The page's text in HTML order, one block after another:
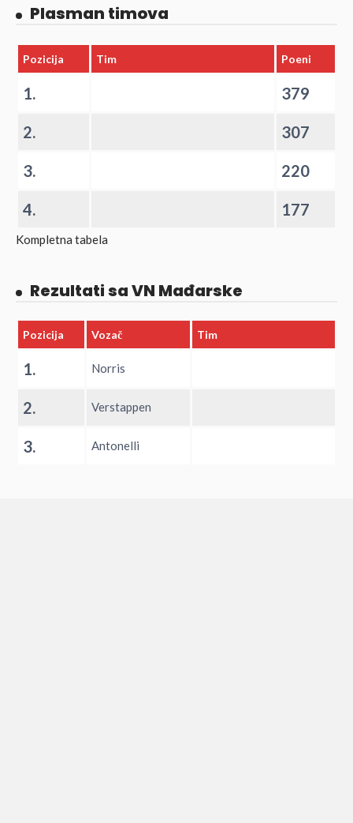
Plasman timova
Pozicija Tim Poeni
1. 379
2. 307
3. 220
4. 177
Kompletna tabela
Rezultati sa VN Mađarske
Pozicija Vozač Tim
1. Norris
2. Verstappen
3. Antonelli